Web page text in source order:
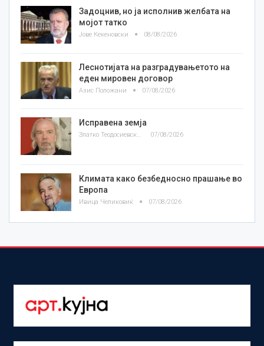
Задоцнив, но ја исполнив желбата на
мојот татко
Јове Кекеновски 08/08/2026
Леснотијата на разградувањетото на
еден мировен договор
Азис Положани 07/08/2026
Исправена земја
Златко Теодосиевски 07/08/2026
Климата како безбедносно прашање во
Европа
Ивица Челиковиќ 07/08/2026